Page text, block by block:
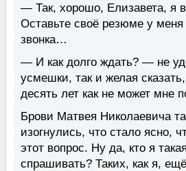
— Так, хорошо, Елизавета, я
Оставьте своё резюме у
звонка…
— И как долго ждать? — не
усмешки, так и желая
десять лет как не может мне
Брови Матвея Николаевича
изогнулись, что стало ясно,
этот вопрос. Ну да, кто я
спрашивать? Таких, как я,